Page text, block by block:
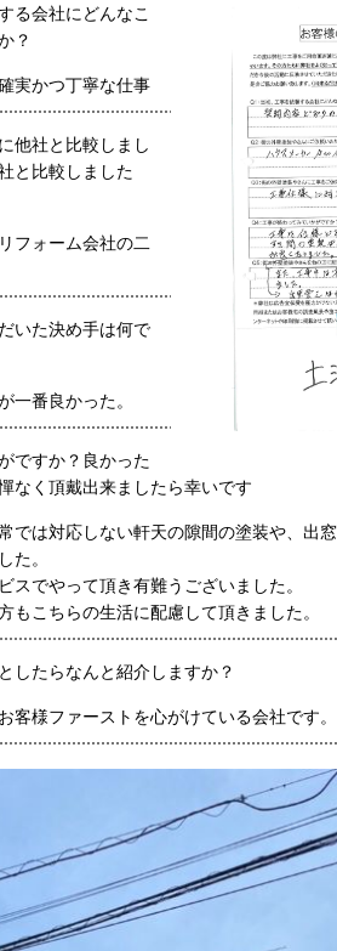
る会社にどんなこ
？
実かつ丁寧な仕事
他社と比較しまし
と比較しました
フォーム会社の二
いた決め手は何で
一番良かった。
ですか？良かった
なく頂戴出来ましたら幸いです
では対応しない軒天の隙間の塗装や、出
た。
スでやって頂き有難うございました。
もこちらの生活に配慮して頂きました。
したらなんと紹介しますか？
客様ファーストを心がけている会社です。